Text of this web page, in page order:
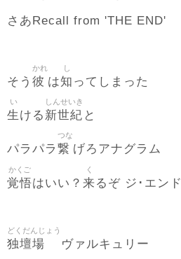
さあRecall from 'THE END'
そう 彼
かれ
は知
し
ってしまった
生
い
ける 新世紀
しんせいき
と
パラパラ 繋
つな
げろアナグラム
覚悟
かくご
はいい？ 来
く
るぞ ジ･エンド
独壇場
どくだんじょう
ヴァルキュリー